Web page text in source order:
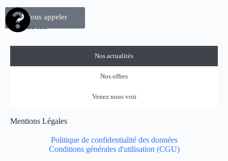
Nous contacter
Nous appeler
Plan du site
Nos actualités
Nos offres
Venez nous voir
Mentions Légales
Politique de confidentialité des données
Conditions générales d'utilisation (CGU)